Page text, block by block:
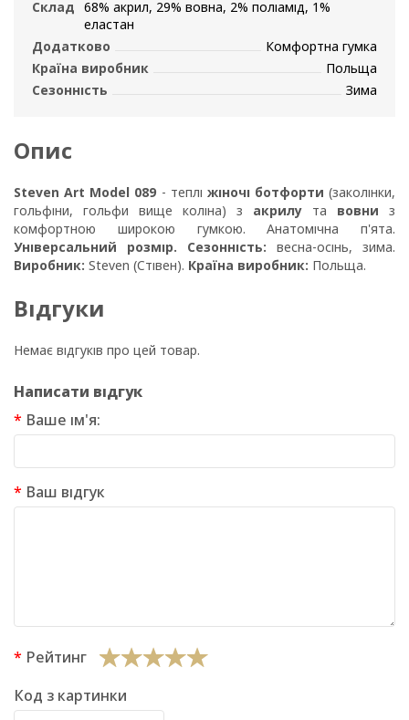
Склад 68% акрил, 29% вовна, 2% поліамід, 1%
еластан
Додатково
Комфортна гумка
Країна виробник
Польща
Сезонність
Зима
Опис
Steven Art Model 089 - теплі жіночі ботфорти (заколінки,
гольфіни, гольфи вище коліна) з акрилу та вовни з
комфортною широкою гумкою. Анатомічна п'ята.
Універсальний розмір.
Сезонність: весна-осінь, зима.
Виробник: Steven (Стівен). Країна виробник: Польща.
Відгуки
Немає відгуків про цей товар.
Написати відгук
Ваше ім'я:
Ваш відгук
Рейтинг
Код з картинки